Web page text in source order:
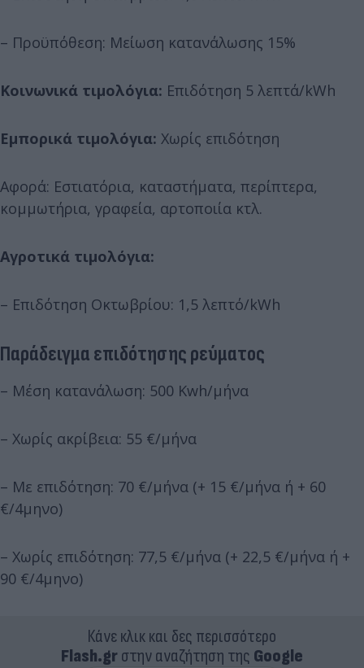
– Προϋπόθεση: Μείωση κατανάλωσης 15%
Κοινωνικά τιμολόγια: Επιδότηση 5 λεπτά/kWh
Εμπορικά τιμολόγια: Χωρίς επιδότηση
Αφορά: Εστιατόρια, καταστήματα, περίπτερα,
κομμωτήρια, γραφεία, αρτοποιία κτλ.
Αγροτικά τιμολόγια:
– Επιδότηση Οκτωβρίου: 1,5 λεπτό/kWh
Παράδειγμα επιδότησης ρεύματος
– Μέση κατανάλωση: 500 Kwh/μήνα
– Χωρίς ακρίβεια: 55 €/μήνα
– Με επιδότηση: 70 €/μήνα (+ 15 €/μήνα ή + 60
€/4μηνο)
– Χωρίς επιδότηση: 77,5 €/μήνα (+ 22,5 €/μήνα ή +
90 €/4μηνο)
Κάνε κλικ και δες περισσότερο
Flash.grστην αναζήτηση της Google